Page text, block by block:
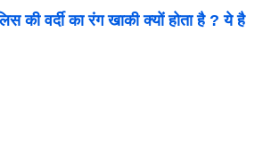
की वर्दी का रंग खाकी क्यों होता है ? ये है